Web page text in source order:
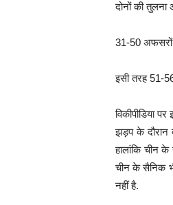
दोनों की
31-50 अफसरों
इसी तरह 51-
विकीपीडिया
झड़प के दौरान
हालांकि चीन
चीन के सैनिक
नहीं है.